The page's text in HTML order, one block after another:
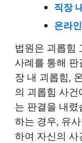
직장
온라
법원은 괴롭힘
사례를 통해 판
장 내 괴롭힘,
의 괴롭힘 사
는 판결을 내
하는 경우, 유
하여 자신의